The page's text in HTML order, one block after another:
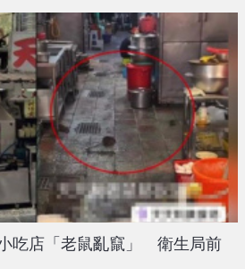
吃店「老鼠亂竄」 衛生局前